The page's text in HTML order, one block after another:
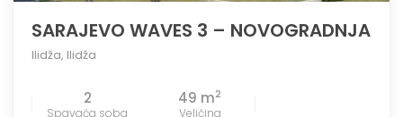
SARAJEVO WAVES 3 – NOVOGRADNJA
Ilidža, Ilidža
2
Spavaća soba
49 m2
Veličina